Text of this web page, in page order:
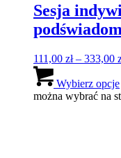
Sesja
111,00 zł – 333,00
Wybierz opcje
można wybrać na